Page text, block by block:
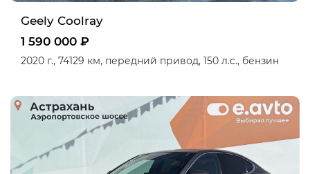
Geely Coolray
1 590 000 ₽
2020 г., 74129 км, передний привод, 150 л.с., бензин